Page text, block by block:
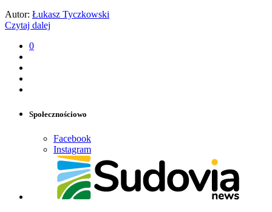
Autor: Łukasz Tyczkowski
Czytaj dalej
0
Społecznościowo
Facebook
Instagram